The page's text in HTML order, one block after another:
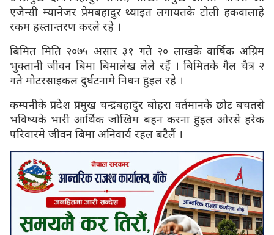
एजेन्सी म्यानेजर प्रेमबहादुर थ्याइत लगायतके टोली हकवालाहे
रकम हस्तान्तरण करले रहे ।
बिमित मिति २०७५ असार ३१ गते २० लाखके वार्षिक अग्रिम
भुक्तानी जीवन बिमा बिमालेख लेले रहैं । बिमितके गैल चैत्र २
गते मोटरसाइकल दुर्घटनामे निधन हुइल रहे ।
कम्पनीके प्रदेश प्रमुख चन्द्रबहादुर बोहरा वर्तमानके छोट बचतसे
भविष्यके भारी आर्थिक जोखिम बहन करना हुइल ओरसे हरेक
परिवारमे जीवन बिमा अनिवार्य रहल बटैलैं ।